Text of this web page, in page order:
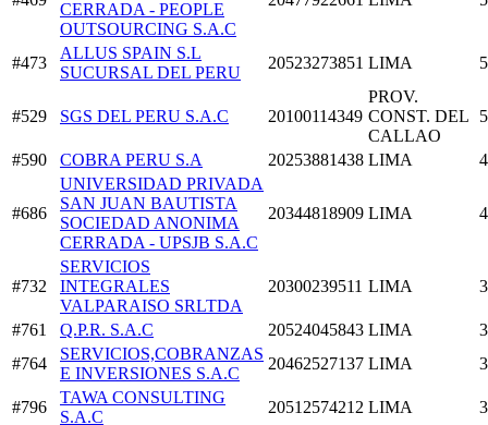
CERRADA - PEOPLE
OUTSOURCING S.A.C
#473
ALLUS SPAIN S.L
SUCURSAL DEL PERU
20523273851 LIMA
#529 SGS DEL PERU S.A.C 20100114349
PROV.
CONST. DEL
CALLAO
#590 COBRA PERU S.A 20253881438 LIMA
#686
UNIVERSIDAD PRIVADA
SAN JUAN BAUTISTA
SOCIEDAD ANONIMA
CERRADA - UPSJB S.A.C
20344818909 LIMA
#732
SERVICIOS
INTEGRALES
VALPARAISO SRLTDA
20300239511 LIMA
#761 Q.P.R. S.A.C 20524045843 LIMA
#764
SERVICIOS,COBRANZAS
E INVERSIONES S.A.C
20462527137 LIMA
#796
TAWA CONSULTING
S.A.C
20512574212 LIMA